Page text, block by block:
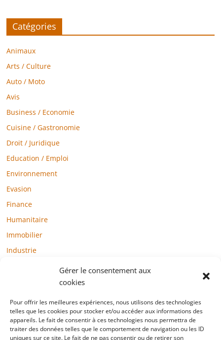
Gérer le consentement aux
cookies
Pour offrir les meilleures expériences, nous utilisons des technologies
telles que les cookies pour stocker et/ou accéder aux informations des
appareils. Le fait de consentir à ces technologies nous permettra de
traiter des données telles que le comportement de navigation ou les ID
uniques sur ce site. Le fait de ne pas consentir ou de retirer son
Catégories
Animaux
Arts / Culture
Auto / Moto
Avis
Business / Economie
Cuisine / Gastronomie
Droit / Juridique
Education / Emploi
Environnement
Evasion
Finance
Humanitaire
Immobilier
Industrie
Mode / Beauté / Bien-être
Santé